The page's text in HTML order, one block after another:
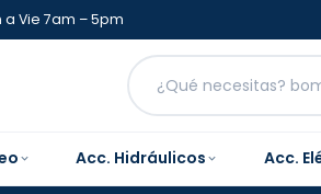
a Vie 7am – 5pm
Acc. Hidráulicos Acc.